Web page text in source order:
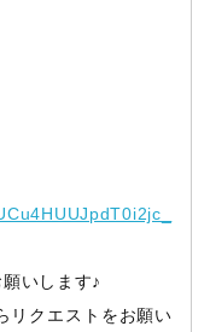
いします♪
リクエストをお願い